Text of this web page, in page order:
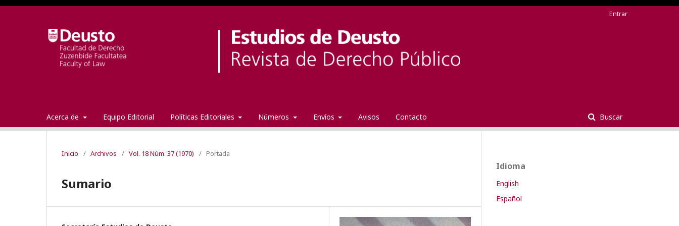
Acerca de Equipo Editorial Políticas Editoriales Números Envíos Avisos Contacto Buscar
Entrar
Inicio / Archivos / Vol. 18 Núm. 37 (1970) / Portada
Sumario
Idioma
English
Español